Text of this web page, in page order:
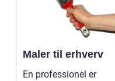
Maler til erhverv
En professionel er